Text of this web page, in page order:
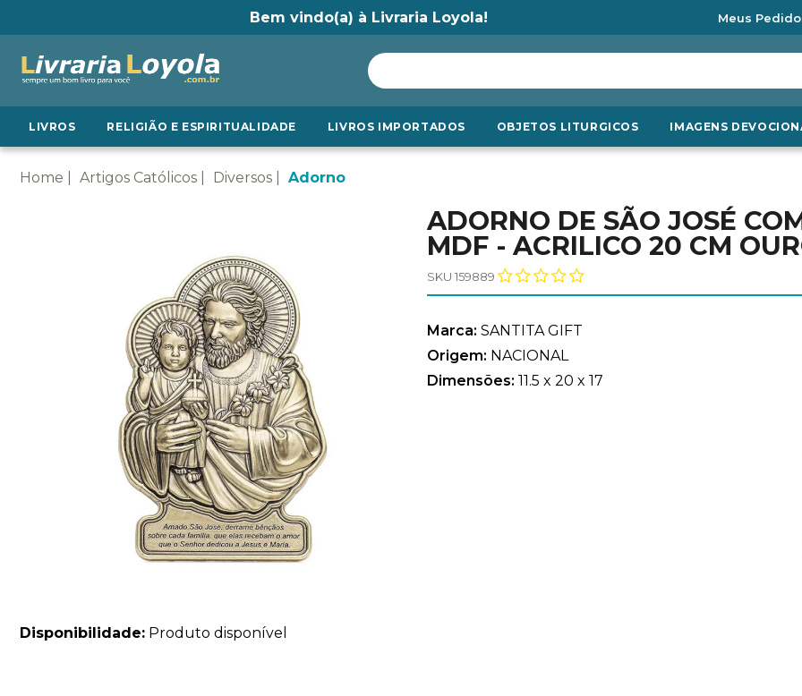
Bem vindo(a) à Livraria Loyola! Meus
LIVROS RELIGIÃO E ESPIRITUALIDADE LIVROS IMPORTADOS OBJETOS LITURGICOS IMAGENS
Home Artigos Católicos Diversos Adorno
Disponibilidade: Produto disponível
ADORNO DE SÃO JOSÉ
MDF - ACRILICO 20 CM
SKU 159889
Marca: SANTITA GIFT
Origem: NACIONAL
Dimensões: 11.5 x 20 x 17